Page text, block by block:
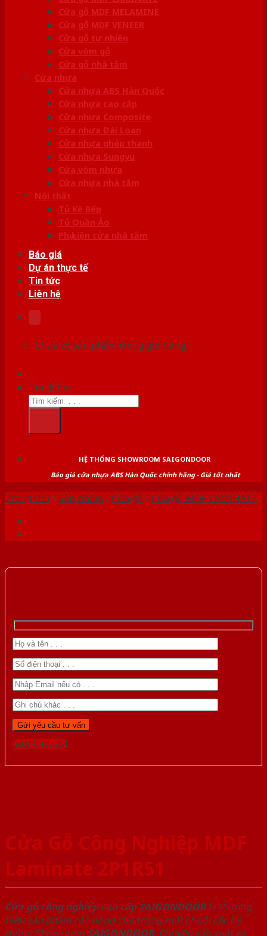
Cửa gỗ MDF MELAMINE
Cửa gỗ MDF VENEER
Cửa gỗ tự nhiên
Cửa vòm gỗ
Cửa gỗ nhà tắm
Cửa nhựa
Cửa nhựa ABS Hàn Quốc
Cửa nhựa cao cấp
Cửa nhựa Composite
Cửa nhựa Đài Loan
Cửa nhựa ghép thanh
Cửa nhựa Sungyu
Cửa vòm nhựa
Cửa nhựa nhà tắm
Nội thất
Tủ Kệ Bếp
Tủ Quần Áo
Phụ kiện cửa nhà tắm
Báo giá
Dự án thực tế
Tin tức
Liên hệ
Chưa có sản phẩm trong giỏ hàng.
Tìm kiếm:
HỆ THỐNG SHOWROOM SAIGONDOOR
Báo giá cửa nhựa ABS Hàn Quốc chính hãng - Giá tốt nhất
Trang chủ /Sản phẩm /Cửa gỗ /Cửa gỗ MDF LAMINATE
Gọi 0976.169.864
Cửa Gỗ Công Nghiệp MDF
Laminate 2P1R51
Cửa gỗ công nghiệp cao cấp SAIGONDOORlà thương
hiệu sản phẩm các dòng cửa trong một chuỗi các hệ
thống Showroom SAIGONDOOR. Chuyên sản xuất và